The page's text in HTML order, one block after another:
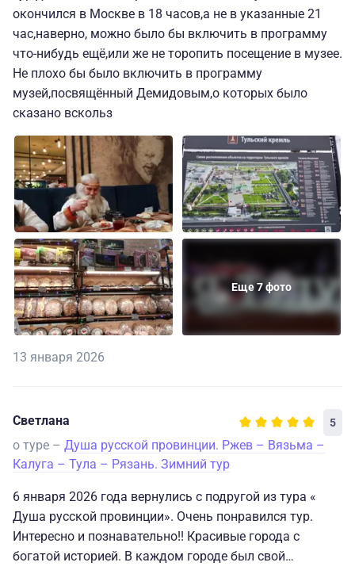
окончился в Москве в 18 часов,а не в указанные 21
час,наверно, можно было бы включить в программу
что-нибудь ещё,или же не торопить посещение в музее.
Не плохо бы было включить в программу
музей,посвящённый Демидовым,о которых было
сказано вскольз
Еще 7 фото
13 января 2026
Светлана 5
о туре – Душа русской провинции. Ржев – Вязьма –
Калуга – Тула – Рязань. Зимний тур
6 января 2026 года вернулись с подругой из тура «
Душа русской провинции». Очень понравился тур.
Интересно и познавательно!! Красивые города с
богатой историей. В каждом городе был свой